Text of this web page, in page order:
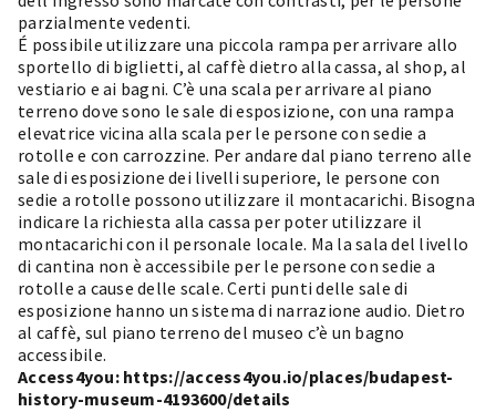
parzialmente vedenti.
É possibile utilizzare una piccola rampa per arrivare allo
sportello di biglietti, al caffè dietro alla cassa, al shop, al
vestiario e ai bagni. C’è una scala per arrivare al piano
terreno dove sono le sale di esposizione, con una rampa
elevatrice vicina alla scala per le persone con sedie a
rotolle e con carrozzine. Per andare dal piano terreno alle
sale di esposizione dei livelli superiore, le persone con
sedie a rotolle possono utilizzare il montacarichi. Bisogna
indicare la richiesta alla cassa per poter utilizzare il
montacarichi con il personale locale. Ma la sala del livello
di cantina non è accessibile per le persone con sedie a
rotolle a cause delle scale. Certi punti delle sale di
esposizione hanno un sistema di narrazione audio. Dietro
al caffè, sul piano terreno del museo c’è un bagno
accessibile.
Access4you: https://access4you.io/places/budapest-
history-museum-4193600/details